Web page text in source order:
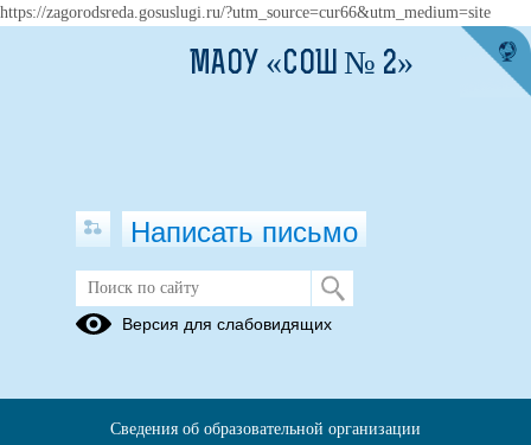
https://zagorodsreda.gosuslugi.ru/?utm_source=cur66&utm_medium=site
МАОУ «СОШ № 2»
Написать письмо
Версия для слабовидящих
Сведения об образовательной организации